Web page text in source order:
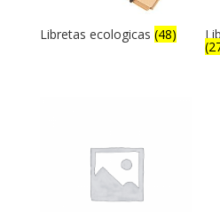
Libretas ecologicas (48)